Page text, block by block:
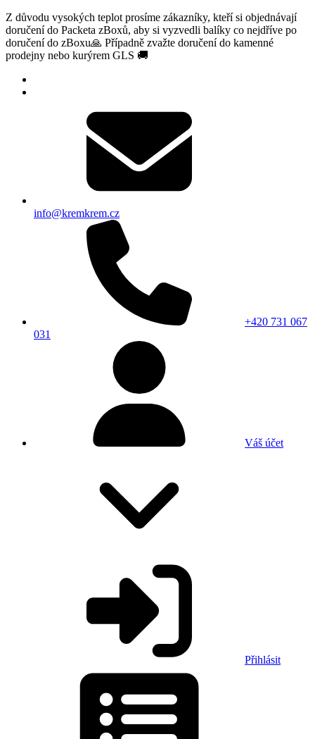
Z důvodu vysokých teplot prosíme zákazníky, kteří si objednávají
doručení do Packeta zBoxů, aby si vyzvedli balíky co nejdříve po
doručení do zBoxu🙏 Případně zvažte doručení do kamenné
prodejny nebo kurýrem GLS 🚚
info@kremkrem.cz
+420 731 067
031
Váš účet
Přihlásit